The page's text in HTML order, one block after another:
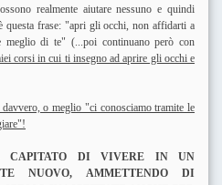
realmente aiutare nessuno e quindi
questa frase: "apri gli occhi, non affidarti a
meglio di te" (...poi continuano però con
corsi in cui ti insegno ad aprire gli occhi e
o meglio "ci conosciamo tramite le
CAPITATO DI VIVERE IN UN
NUOVO, AMMETTENDO DI